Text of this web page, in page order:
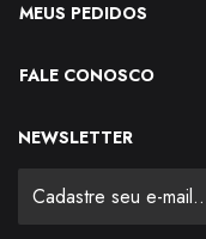
MEUS PEDIDOS
FALE CONOSCO
NEWSLETTER